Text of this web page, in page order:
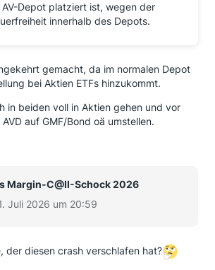
Depot platziert ist, wegen der
innerhalb des Depots.
gemacht, da im normalen Depot
bei Aktien ETFs hinzukommt.
in beiden voll in Aktien gehen und vor
auf GMF/Bond oä umstellen.
Margin-C@II-Schock 2026
Juli 2026 um 20:59
der diesen crash verschlafen hat?